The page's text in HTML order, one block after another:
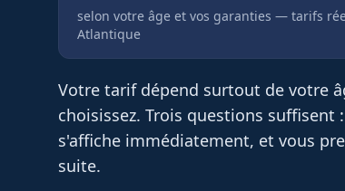
selon votre âge et vos garanties — tarifs
Atlantique
Votre tarif dépend surtout de votre
choisissez. Trois questions
s'affiche immédiatement, et vous
suite.